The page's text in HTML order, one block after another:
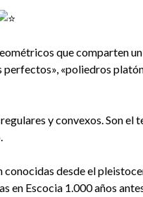
que comparten
«poliedros
y convexos. Son el
desde el
en Escocia 1.000 años